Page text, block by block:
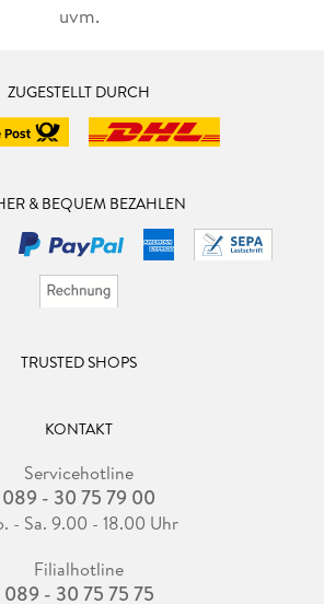
uvm.
ZUGESTELLT DURCH
& BEQUEM BEZAHLEN
TRUSTED SHOPS
KONTAKT
Servicehotline
089 - 30 75 79 00
- Sa. 9.00 - 18.00 Uhr
Filialhotline
089 - 30 75 75 75